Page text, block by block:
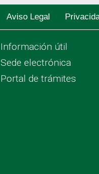
Aviso Legal
Información útil
Sede electrónica
Portal de trámites